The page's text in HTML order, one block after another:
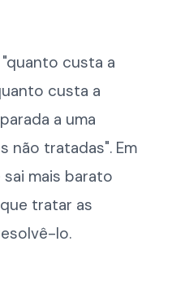
custa a
custa a
a uma
não tratadas". Em
mais barato
tratar as
lo.